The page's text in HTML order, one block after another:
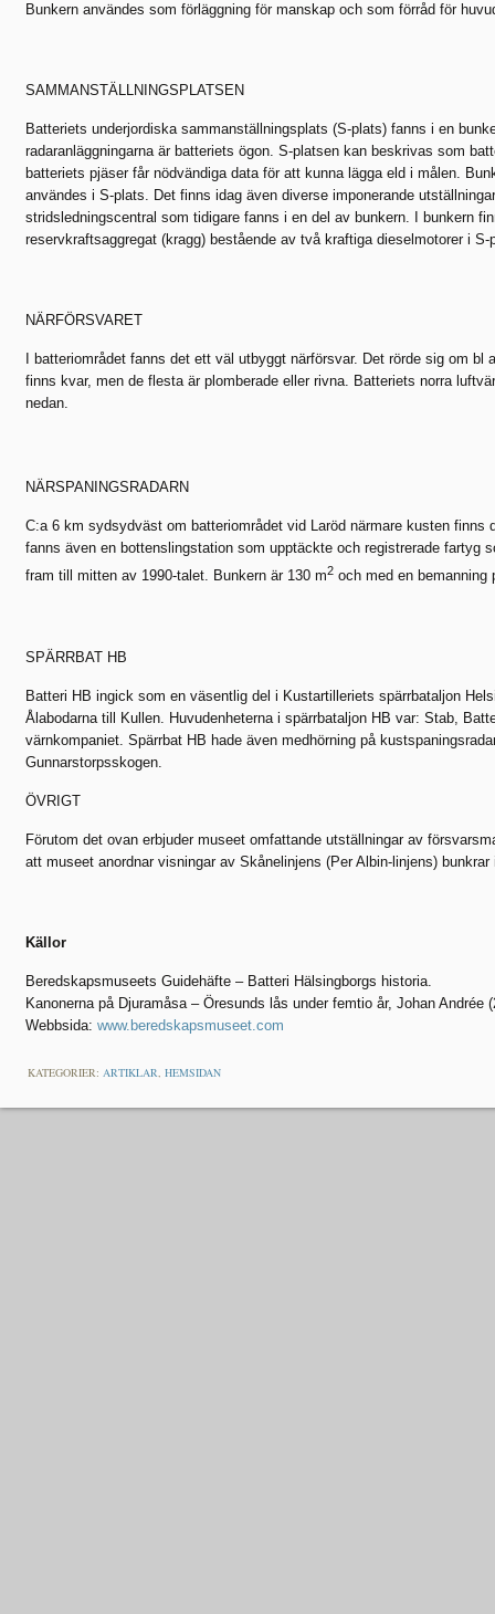
Bunkern användes som förläggning för manskap och som förråd för
SAMMANSTÄLLNINGSPLATSEN
Batteriets underjordiska sammanställningsplats (S-plats) fanns i en
radaranläggningarna är batteriets ögon. S-platsen kan beskrivas som
batteriets pjäser får nödvändiga data för att kunna lägga eld i målen.
användes i S-plats. Det finns idag även diverse imponerande
stridsledningscentral som tidigare fanns i en del av bunkern. I bunkern
reservkraftsaggregat (kragg) bestående av två kraftiga dieselmotorer i
NÄRFÖRSVARET
I batteriområdet fanns det ett väl utbyggt närförsvar. Det rörde sig om
finns kvar, men de flesta är plomberade eller rivna. Batteriets norra
nedan.
NÄRSPANINGSRADARN
C:a 6 km sydsydväst om batteriområdet vid Laröd närmare kusten finns
fanns även en bottenslingstation som upptäckte och registrerade fartyg
fram till mitten av 1990-talet. Bunkern är 130 m2 och med en bemanning
SPÄRRBAT HB
Batteri HB ingick som en väsentlig del i Kustartilleriets spärrbataljon
Ålabodarna till Kullen. Huvudenheterna i spärrbataljon HB var: Stab,
värnkompaniet. Spärrbat HB hade även medhörning på
Gunnarstorpsskogen.
ÖVRIGT
Förutom det ovan erbjuder museet omfattande utställningar av
att museet anordnar visningar av Skånelinjens (Per Albin-linjens) bunkrar
Källor
Beredskapsmuseets Guidehäfte – Batteri Hälsingborgs historia.
Kanonerna på Djuramåsa – Öresunds lås under femtio år, Johan Andrée
Webbsida: www.beredskapsmuseet.com
KATEGORIER: ARTIKLAR HEMSIDAN